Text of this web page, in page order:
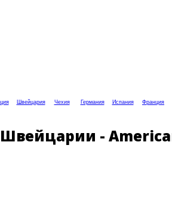
Швейцария Чехия Германия Испания Франция
-